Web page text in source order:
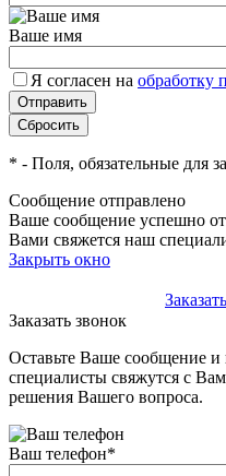
Ваше имя
Я согласен на обработку
* - Поля, обязательные для
Сообщение отправлено
Ваше сообщение успешно
Вами свяжется наш
Закрыть окно
Заказать звонок
Оставьте Ваше сообщение
специалисты свяжутся с
решения Вашего вопроса.
Ваш телефон*